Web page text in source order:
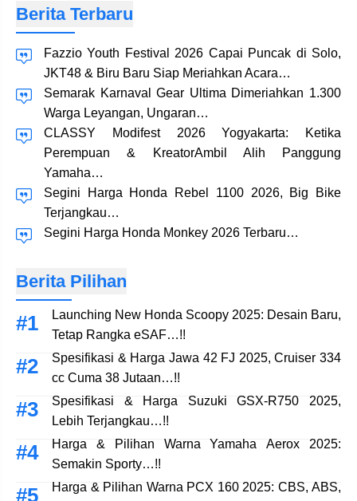
Berita Terbaru
Fazzio Youth Festival 2026 Capai Puncak di Solo,
JKT48 & Biru Baru Siap Meriahkan Acara…
Semarak Karnaval Gear Ultima Dimeriahkan 1.300
Warga Leyangan, Ungaran…
CLASSY Modifest 2026 Yogyakarta: Ketika
Perempuan & KreatorAmbil Alih Panggung
Yamaha…
Segini Harga Honda Rebel 1100 2026, Big Bike
Terjangkau…
Segini Harga Honda Monkey 2026 Terbaru…
Berita Pilihan
Launching New Honda Scoopy 2025: Desain Baru,
Tetap Rangka eSAF…!!
Spesifikasi & Harga Jawa 42 FJ 2025, Cruiser 334
cc Cuma 38 Jutaan…!!
Spesifikasi & Harga Suzuki GSX-R750 2025,
Lebih Terjangkau…!!
Harga & Pilihan Warna Yamaha Aerox 2025:
Semakin Sporty…!!
Harga & Pilihan Warna PCX 160 2025: CBS, ABS,